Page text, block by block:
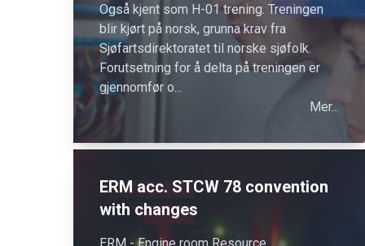
Også kjent som H-01 trening. Treningen
blir kjørt på norsk, grunna krav fra
Sjøfartsdirektoratet til norske sjøfolk.
Forutsetning for å delta på treningen er
gjennomfør o...
Mer...
ERM acc. STCW 78 convention
with changes